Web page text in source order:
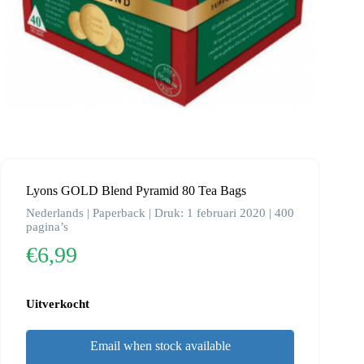
Lyons GOLD Blend Pyramid 80 Tea Bags
Nederlands | Paperback | Druk: 1 februari 2020 | 400
pagina’s
€6,99
Uitverkocht
Email when stock available